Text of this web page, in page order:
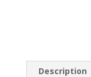
Description